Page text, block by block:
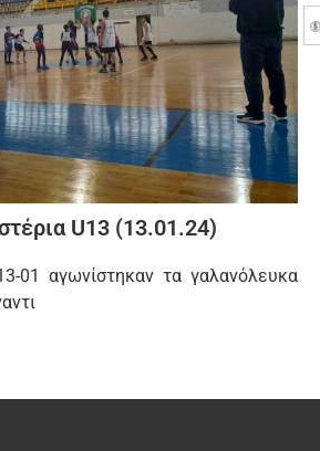
U13 (13.01.24)
01 αγωνίστηκαν τα γαλανόλευκα